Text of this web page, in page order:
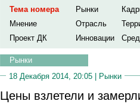
Тема номера
Рынки
Мнение
Отрасль
Проект ДК
Инновации
Рынки
18 Декабря 2014, 20:05 | Рынки
Цены взлетели и